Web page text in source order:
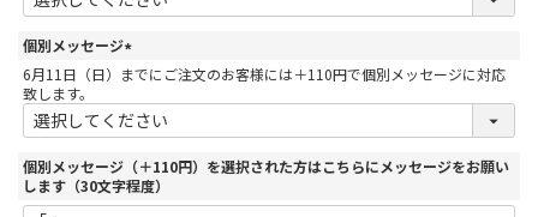
個別メッセージ
(
須
)
6月11日（日）までにご注文のお客様には＋110円で個別メッセージに対応
致します。
個別メッセージ（＋110円）を選択された方はこちらにメッセージをお願い
します（30文字程度）